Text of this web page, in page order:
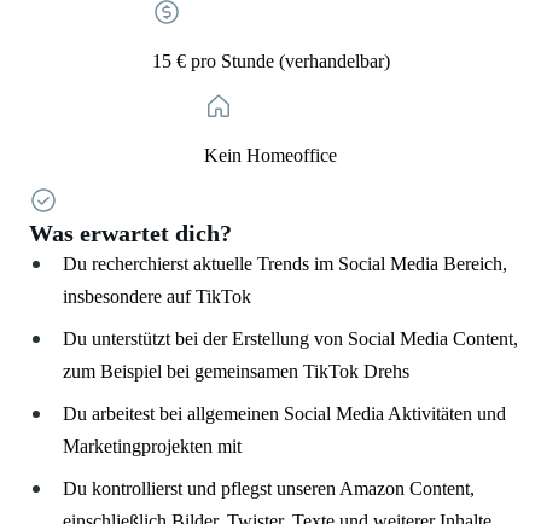
15 € pro Stunde (verhandelbar)
Kein Homeoffice
Was erwartet dich?
Du recherchierst aktuelle Trends im Social Media Bereich,
insbesondere auf TikTok
Du unterstützt bei der Erstellung von Social Media Content,
zum Beispiel bei gemeinsamen TikTok Drehs
Du arbeitest bei allgemeinen Social Media Aktivitäten und
Marketingprojekten mit
Du kontrollierst und pflegst unseren Amazon Content,